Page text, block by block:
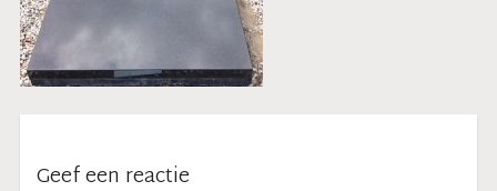
Geef een reactie